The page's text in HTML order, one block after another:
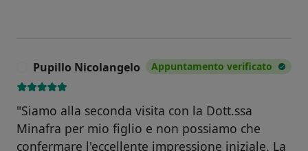
Pupillo Nicolangelo Appuntamento verificato
​"Siamo alla seconda visita con la Dott.ssa
Minafra per mio figlio e non possiamo che
confermare l'eccellente impressione iniziale. La